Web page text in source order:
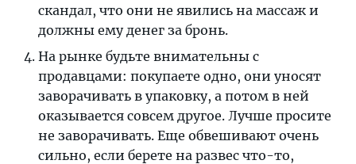
скандал, что они не явились на массаж и
должны ему денег за бронь.
На рынке будьте внимательны с
продавцами: покупаете одно, они уносят
заворачивать в упаковку, а потом в ней
оказывается совсем другое. Лучше просите
не заворачивать. Еще обвешивают очень
сильно, если берете на развес что-то,